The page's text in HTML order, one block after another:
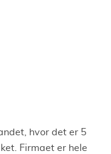
hvor det er 5
Firmaet er hele